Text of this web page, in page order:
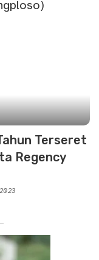
Terseret
Regency